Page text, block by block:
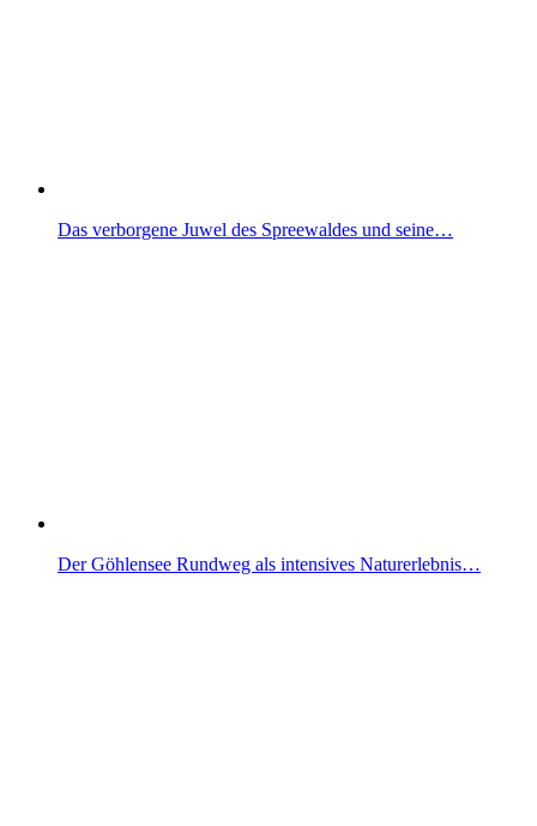
Das verborgene Juwel des Spreewaldes und seine…
Der Göhlensee Rundweg als intensives Naturerlebnis…